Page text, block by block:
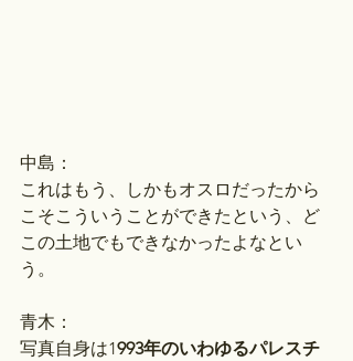
中島：
これはもう、しかもオスロだったから
こそこういうことができたという、ど
この土地でもできなかったよなとい
う。
青木：
写真自身は1993年のいわゆるパレスチ